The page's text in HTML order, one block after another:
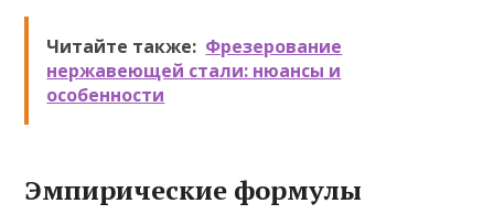
Читайте также: Фрезерование
нержавеющей стали: нюансы и
особенности
Эмпирические формулы